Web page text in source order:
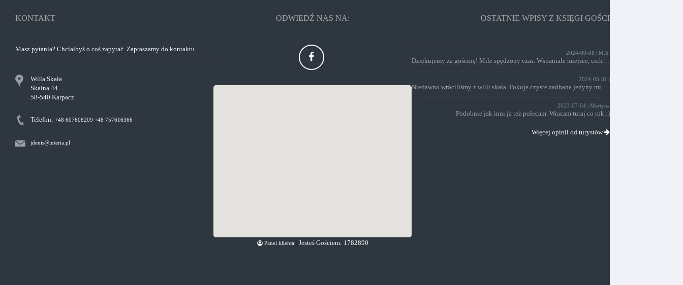
KONTAKT
Masz pytania? Chciałbyś o coś zapytać. Zapraszamy do kontaktu.
Willa Skała
Skalna 44
58-540 Karpacz
Telefon: +48 607608209 +48 757616366
jdenis@interia.pl
ODWIEDŹ NAS NA:
Panel klienta Jesteś Gościem: 1782890
OSTATNIE WPISY Z KSIĘGI GOŚCI
2024-09-08 | M.S.
Dziękujemy za gościnę! Mile spędzony czas. Wspaniale miejsce, ciche i bezpieczne. Hotelik czysciutki, wszytko nowe i bardzo zadbane . Kuchnia dobrze wyposażona, kawa herbata dostępna dla gości. Właściciel, Panie obsługujące na medal. Pozdrawiam serdecznie i polecam
2024-03-31 |
Niedawno wróciliśmy z willi skała. Pokoje czyste zadbane jedyny minus z właścicielem dość trudny kontakt za to Pani Renatka która tam pracuje kobieta na medal ???? serdecznie pozdrawiamy ????
2023-07-04 | Martyna
Podobnie jak inni ja też polecam. Wracam tutaj co rok :)
Więcej opinii od turystów